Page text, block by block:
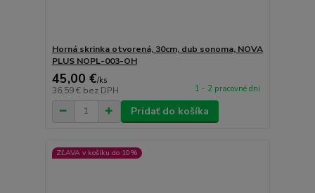
Horná skrinka otvorená, 30cm, dub sonoma, NOVA
PLUS NOPL-003-OH
45,00 €/ks
36,59 € bez DPH 1 - 2 pracovné dni
Pridať do košíka
ZĽAVA v košíku do 10%